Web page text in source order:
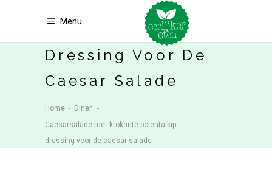
Menu
Dressing Voor De
Caesar Salade
Home - Diner
-
Caesarsalade met krokante polenta kip -
dressing voor de caesar salade